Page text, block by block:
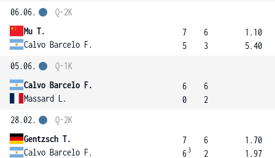
06.06.
Mu T.
Calvo Barcelo F.
Q-2K
7
5
6
3
1.10
5.40
05.06.
Calvo Barcelo F.
Massard L.
Q-1K
6
0
6
2
28.02.
Gentzsch T.
Calvo Barcelo F.
Q-2K
7
6 3
6
2
1.70
1.97